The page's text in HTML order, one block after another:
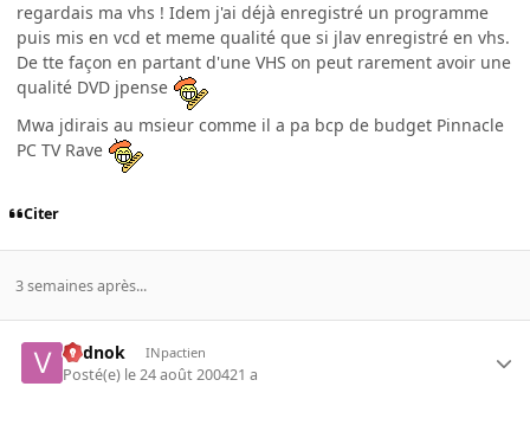
regardais ma vhs ! Idem j'ai déjà enregistré un programme
puis mis en vcd et meme qualité que si jlav enregistré en vhs.
De tte façon en partant d'une VHS on peut rarement avoir une
qualité DVD jpense
Mwa jdirais au msieur comme il a pa bcp de budget Pinnacle
PC TV Rave
Citer
3 semaines après...
vodnok INpactien
Posté(e) le 24 août 200421 a